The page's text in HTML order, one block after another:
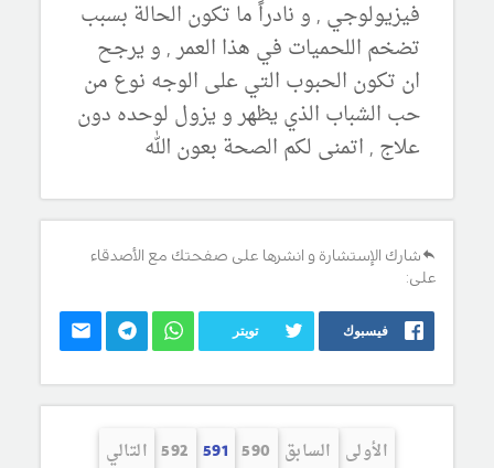
فيزيولوجي , و نادراً ما تكون الحالة بسبب
تضخم اللحميات في هذا العمر , و يرجح
ان تكون الحبوب التي على الوجه نوع من
حب الشباب الذي يظهر و يزول لوحده دون
علاج , اتمنى لكم الصحة بعون الله
شارك الإستشارة و انشرها على صفحتك مع الأصدقاء
على:
فيسبوك تويتر
الأولى السابق 590
591
592 التالي